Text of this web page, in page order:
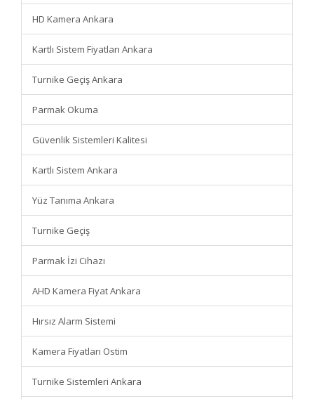
HD Kamera Ankara
Kartlı Sistem Fiyatları Ankara
Turnike Geçiş Ankara
Parmak Okuma
Güvenlik Sistemleri Kalitesi
Kartlı Sistem Ankara
Yüz Tanıma Ankara
Turnike Geçiş
Parmak İzi Cihazı
AHD Kamera Fiyat Ankara
Hırsız Alarm Sistemi
Kamera Fiyatları Ostim
Turnike Sistemleri Ankara